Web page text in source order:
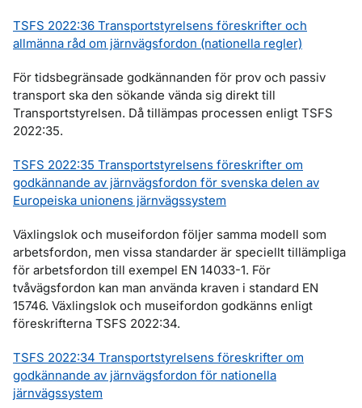
TSFS 2022:36 Transportstyrelsens föreskrifter och
allmänna råd om järnvägsfordon (nationella regler)
För tidsbegränsade godkännanden för prov och passiv
transport ska den sökande vända sig direkt till
Transportstyrelsen. Då tillämpas processen enligt TSFS
2022:35.
TSFS 2022:35 Transportstyrelsens föreskrifter om
godkännande av järnvägsfordon för svenska delen av
Europeiska unionens järnvägssystem
Växlingslok och museifordon följer samma modell som
arbetsfordon, men vissa standarder är speciellt tillämpliga
för arbetsfordon till exempel EN 14033-1. För
tvåvägsfordon kan man använda kraven i standard EN
15746. Växlingslok och museifordon godkänns enligt
föreskrifterna TSFS 2022:34.
TSFS 2022:34 Transportstyrelsens föreskrifter om
godkännande av järnvägsfordon för nationella
järnvägssystem